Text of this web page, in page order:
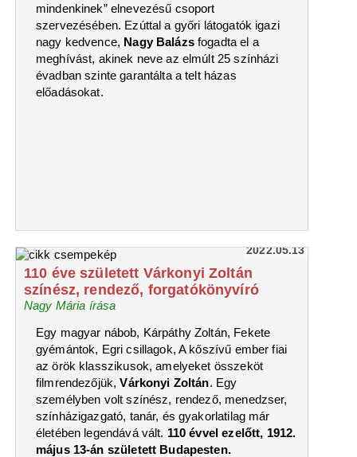
mindenkinek” elnevezésű csoport
szervezésében. Ezúttal a győri látogatók igazi
nagy kedvence, Nagy Balázsfogadta el a
meghívást, akinek neve az elmúlt 25 színházi
évadban szinte garantálta a telt házas
előadásokat.
2022.05.13
110 éve született Várkonyi Zoltán
színész, rendező, forgatókönyvíró
Nagy Mária írása
Egy magyar nábob, Kárpáthy Zoltán, Fekete
gyémántok, Egri csillagok, A kőszívű ember fiai
az örök klasszikusok, amelyeket összeköt
filmrendezőjük,Várkonyi Zoltán. Egy
személyben volt színész, rendező, menedzser,
színházigazgató, tanár, és gyakorlatilag már
életében legendává vált. 110 évvel ezelőtt, 1912.
május 13-án született Budapesten.